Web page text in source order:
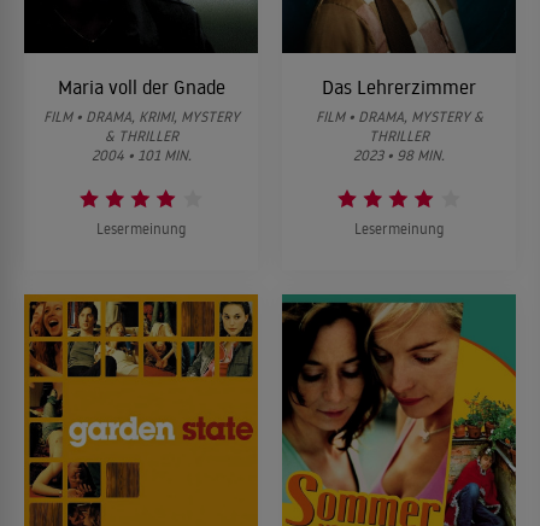
Maria voll der Gnade
FILM • DRAMA, KRIMI, MYSTERY
& THRILLER
2004 • 101 MIN.
Lesermeinung
Das Lehrerzimmer
FILM • DRAMA, MYSTERY &
THRILLER
2023 • 98 MIN.
Lesermeinung